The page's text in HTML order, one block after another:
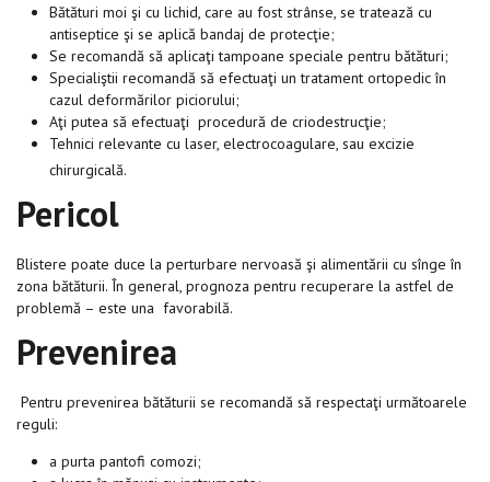
Bătături moi şi cu lichid, care au fost strânse, se tratează cu
antiseptice şi se aplică bandaj de protecţie;
Se recomandă să aplicaţi tampoane speciale pentru bătături;
Specialiştii recomandă să efectuaţi un tratament ortopedic în
cazul deformărilor piciorului;
Aţi putea să efectuaţi procedură de criodestrucţie;
Tehnici relevante cu laser, electrocoagulare, sau excizie
chirurgicală.
Pericol
Blistere poate duce la perturbare nervoasă şi alimentării cu sînge în
zona bătăturii. În general, prognoza pentru recuperare la astfel de
problemă – este una favorabilă.
Prevenirea
Pentru prevenirea bătăturii se recomandă să respectaţi următoarele
reguli:
a purta pantofi comozi;